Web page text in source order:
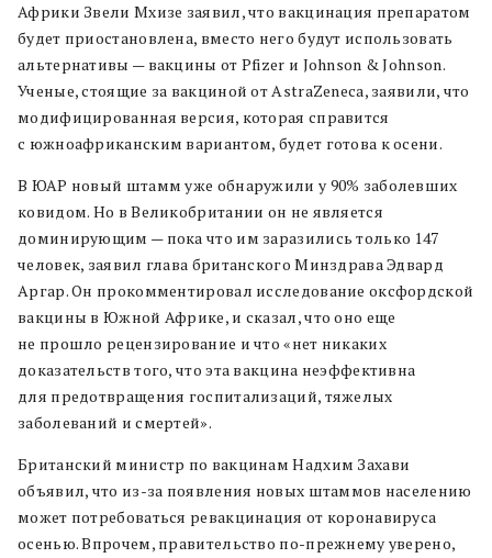
Африки Звели Мхизе заявил, что вакцинация препаратом
будет приостановлена, вместо него будут использовать
альтернативы — вакцины от Pfizer и Johnson & Johnson.
Ученые, стоящие за вакциной от AstraZeneca, заявили, что
модифицированная версия, которая справится
с южноафриканским вариантом, будет готова к осени.
В ЮАР новый штамм уже обнаружили у 90% заболевших
ковидом. Но в Великобритании он не является
доминирующим — пока что им заразились только 147
человек, заявил глава британского Минздрава Эдвард
Аргар. Он прокомментировал исследование оксфордской
вакцины в Южной Африке, и сказал, что оно еще
не прошло рецензирование и что «нет никаких
доказательств того, что эта вакцина неэффективна
для предотвращения госпитализаций, тяжелых
заболеваний и смертей».
Британский министр по вакцинам Надхим Захави
объявил, что из-за появления новых штаммов населению
может потребоваться ревакцинация от коронавируса
осенью. Впрочем, правительство по-прежнему уверено,